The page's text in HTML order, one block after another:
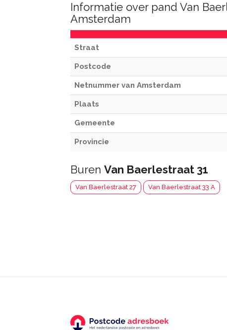
Informatie over pand Van
Amsterdam
Straat
Postcode
Netnummer van Amsterdam
Plaats
Gemeente
Provincie
Buren Van Baerlestraat 31
Van Baerlestraat 27 Van Baerlestraat 33 A